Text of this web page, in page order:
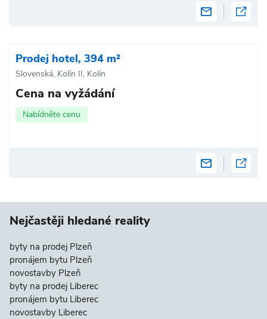
Prodej hotel, 394 m²
Slovenská, Kolín II, Kolín
Cena na vyžádání
Nabídněte cenu
Nejčastěji hledané reality
byty na prodej Plzeň
pronájem bytu Plzeň
novostavby Plzeň
byty na prodej Liberec
pronájem bytu Liberec
novostavby Liberec